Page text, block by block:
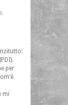
per
mi